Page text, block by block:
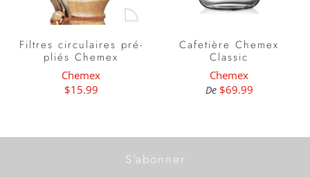
Filtres circulaires pré-
pliés Chemex
Chemex
$15.99
Cafetière Chemex
Classic
Chemex
De $69.99
S'abonner